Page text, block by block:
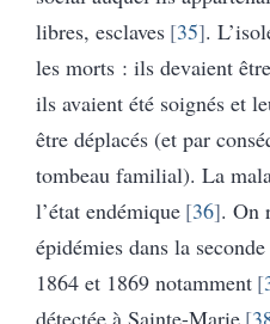
libres, esclaves 35 .
les morts : ils devaient
ils avaient été soignés et
être déplacés (et par
tombeau familial). La
l’état endémique 36 . On
épidémies dans la
1864 et 1869 notamment
détectée à Sainte-Marie